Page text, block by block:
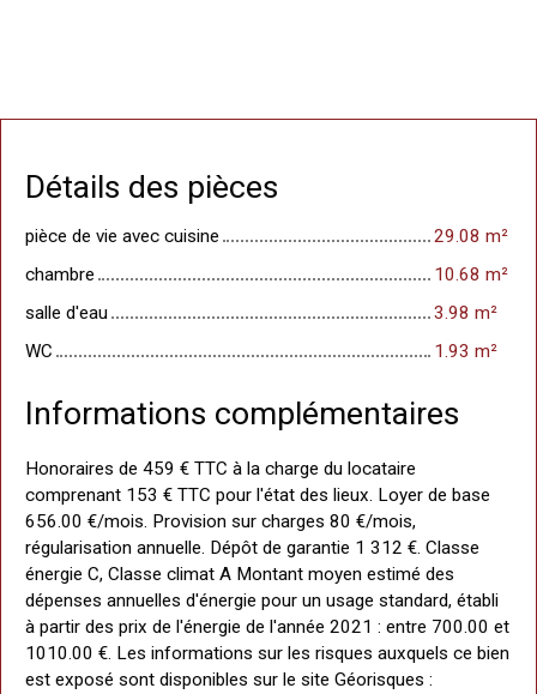
Détails des pièces
pièce de vie avec cuisine
29.08 m²
chambre
10.68 m²
salle d'eau
3.98 m²
WC
1.93 m²
Informations complémentaires
Honoraires de 459 € TTC à la charge du locataire
comprenant 153 € TTC pour l'état des lieux. Loyer de base
656.00 €/mois. Provision sur charges 80 €/mois,
régularisation annuelle. Dépôt de garantie 1 312 €. Classe
énergie C, Classe climat A Montant moyen estimé des
dépenses annuelles d'énergie pour un usage standard, établi
à partir des prix de l'énergie de l'année 2021 : entre 700.00 et
1010.00 €. Les informations sur les risques auxquels ce bien
est exposé sont disponibles sur le site Géorisques :